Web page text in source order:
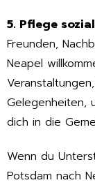
5. Pflege
Freunden,
Neapel
Gelegenheiten,
dich in die
Wenn du
Potsdam nach